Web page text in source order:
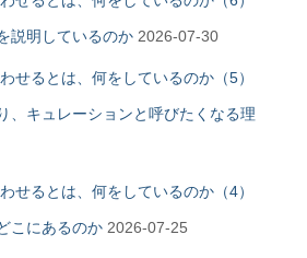
説明しているのか 2026-07-30
せるとは、何をしているのか（5）
、キュレーションと呼びたくなる理
せるとは、何をしているのか（4）
こにあるのか 2026-07-25